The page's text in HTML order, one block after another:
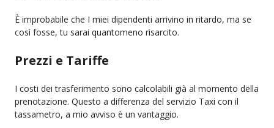
È improbabile che I miei dipendenti arrivino in ritardo, ma se
così fosse, tu sarai quantomeno risarcito.
Prezzi e Tariffe
I costi dei trasferimento sono calcolabili già al momento della
prenotazione. Questo a differenza del servizio Taxi con il
tassametro, a mio avviso è un vantaggio.